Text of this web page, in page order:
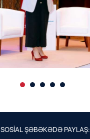
SOSİAL ŞƏBƏKƏDƏ PAYLAŞ: